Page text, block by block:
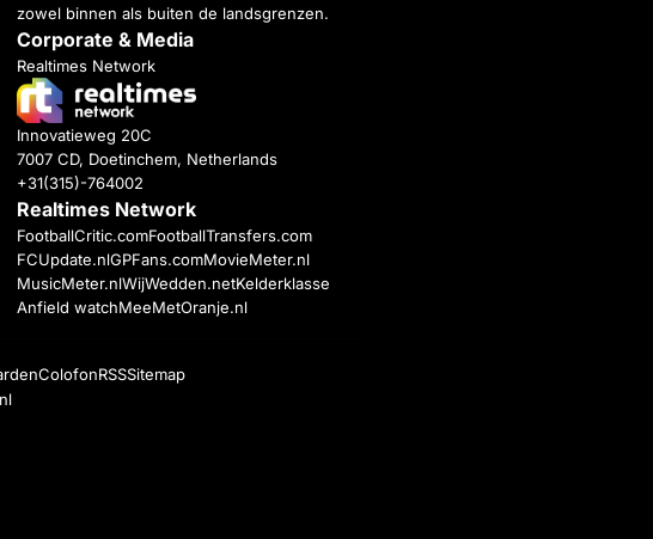
zowel binnen als buiten de landsgrenzen.
Corporate & Media
Realtimes Network
Innovatieweg 20C
7007 CD, Doetinchem, Netherlands
+31(315)-764002
Realtimes Network
FootballCritic.comFootballTransfers.com
FCUpdate.nlGPFans.comMovieMeter.nl
MusicMeter.nlWijWedden.netKelderklasse
Anfield watchMeeMetOranje.nl
ColofonRSSSitemap